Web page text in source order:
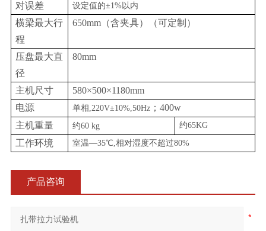
对误差
设定值的±1%以内
横梁最大行
程
650mm（含夹具）（可定制）
压盘最大直
径
80mm
主机尺寸 580×500×1180mm
电源
单相 ,220V±10%,50Hz； 400w
主机重量
约60 kg 约65KG
工作环境 室温—35℃,相对湿度不超过80%
产品咨询